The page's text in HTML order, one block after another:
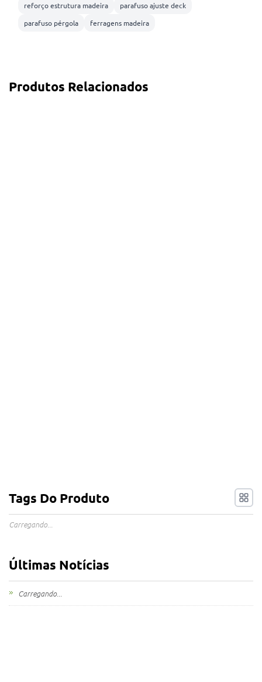
reforço estrutura madeira
parafuso ajuste deck
parafuso pérgola
ferragens madeira
Produtos Relacionados
Tags Do Produto
Carregando...
Últimas Notícias
Carregando...